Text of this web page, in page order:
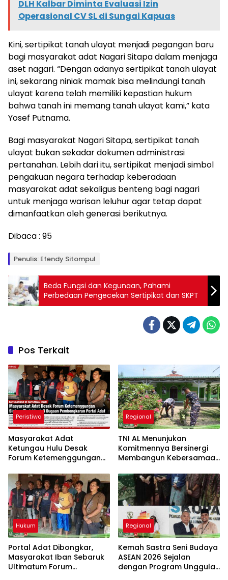
DLH Kalbar Diminta Evaluasi Izin
Operasional CV SL di Sungai Kapuas
Kini, sertipikat tanah ulayat menjadi pegangan baru
bagi masyarakat adat Nagari Sitapa dalam menjaga
aset nagari. “Dengan adanya sertipikat tanah ulayat
ini, sekarang niniak mamak bisa melindungi tanah
ulayat karena telah memiliki kepastian hukum
bahwa tanah ini memang tanah ulayat kami,” kata
Yosef Putnama.
Bagi masyarakat Nagari Sitapa, sertipikat tanah
ulayat bukan sekadar dokumen administrasi
pertanahan. Lebih dari itu, sertipikat menjadi simbol
pengakuan negara terhadap keberadaan
masyarakat adat sekaligus benteng bagi nagari
untuk menjaga warisan leluhur agar tetap dapat
dimanfaatkan oleh generasi berikutnya.
Dibaca : 95
Penulis: Efendy Sitompul
Beda Fungsi dan Kegunaan, Pahami
Perbedaan Pengecekan Sertipikat dan SKPT
Pos Terkait
Peristiwa
Masyarakat Adat
Ketungau Hulu Desak
Forum Ketemenggungan
Dugaan Pembongkaran
Portal Adat
Regional
TNI AL Menunjukan
Komitmennya Bersinergi
Membangun Kebersamaan
Limau Manis
Hukum
Portal Adat Dibongkar,
Masyarakat Iban Sebaruk
Ultimatum Forum
Regional
Kemah Sastra Seni Budaya
ASEAN 2026 Sejalan
dengan Program Unggulan